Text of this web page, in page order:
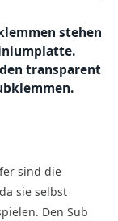
stehen
transparent
sind die
sie selbst
Den Sub